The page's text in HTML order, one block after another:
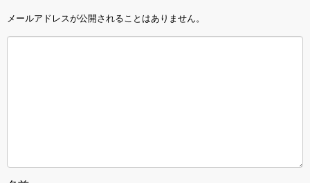
メールアドレスが公開されることはありません。